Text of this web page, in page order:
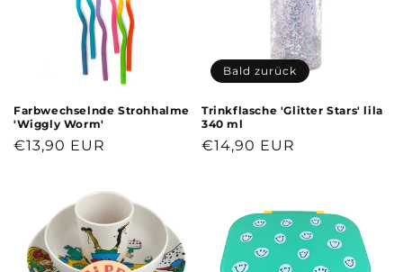
Farbwechselnde Strohhalme
'Wiggly Worm'
Normaler
€13,90 EUR
Bald zurück
Trinkflasche 'Glitter Stars' lila
340 ml
Normaler
€14,90 EUR